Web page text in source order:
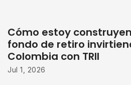
Cómo estoy
fondo de retiro
Colombia con TRII
Jul 1, 2026